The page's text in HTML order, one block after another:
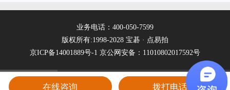
业务电话：400-050-7599
版权所有:1998-2028 宝碁 · 点易拍
京ICP备14001889号-1 京公网安备：11010802017592号
在线咨询 拨打电话